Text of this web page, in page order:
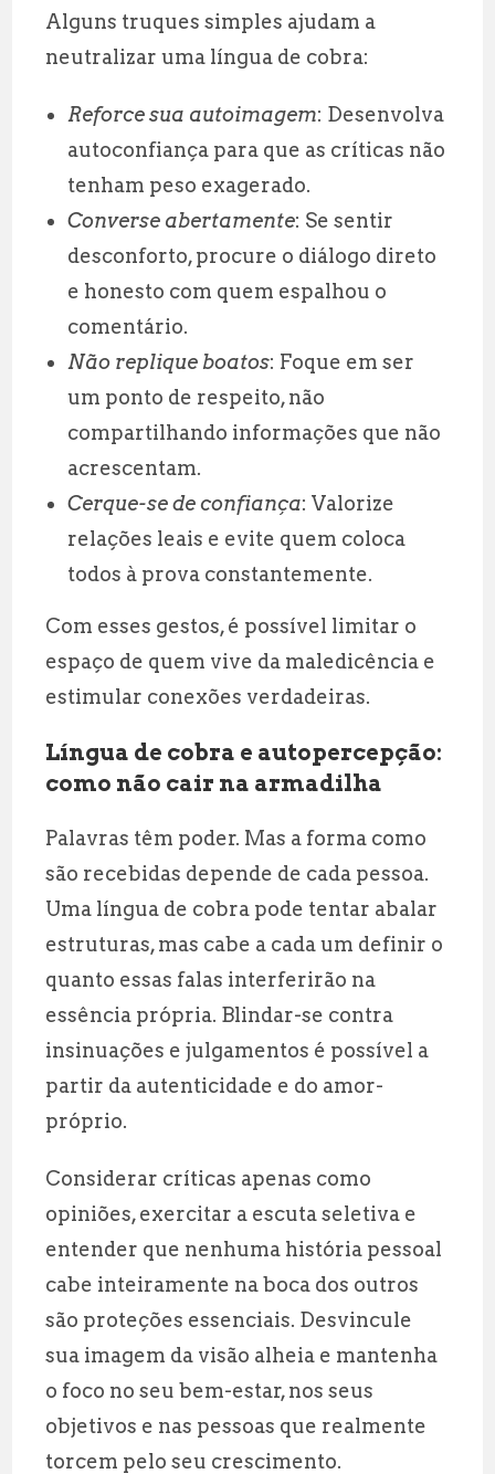
Alguns truques simples ajudam a
neutralizar uma língua de cobra:
Reforce sua autoimagem: Desenvolva
autoconfiança para que as críticas não
tenham peso exagerado.
Converse abertamente: Se sentir
desconforto, procure o diálogo direto
e honesto com quem espalhou o
comentário.
Não replique boatos: Foque em ser
um ponto de respeito, não
compartilhando informações que não
acrescentam.
Cerque-se de confiança: Valorize
relações leais e evite quem coloca
todos à prova constantemente.
Com esses gestos, é possível limitar o
espaço de quem vive da maledicência e
estimular conexões verdadeiras.
Língua de cobra e autopercepção:
como não cair na armadilha
Palavras têm poder. Mas a forma como
são recebidas depende de cada pessoa.
Uma língua de cobra pode tentar abalar
estruturas, mas cabe a cada um definir o
quanto essas falas interferirão na
essência própria. Blindar-se contra
insinuações e julgamentos é possível a
partir da autenticidade e do amor-
próprio.
Considerar críticas apenas como
opiniões, exercitar a escuta seletiva e
entender que nenhuma história pessoal
cabe inteiramente na boca dos outros
são proteções essenciais. Desvincule
sua imagem da visão alheia e mantenha
o foco no seu bem-estar, nos seus
objetivos e nas pessoas que realmente
torcem pelo seu crescimento.